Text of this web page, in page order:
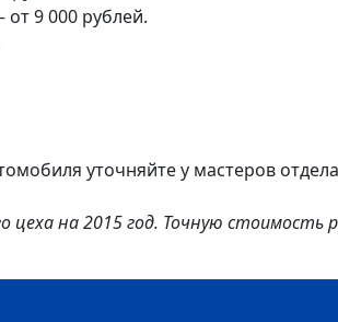
9 000 рублей.
уточняйте у мастеров
цехана 2015 год. Точную стоимость